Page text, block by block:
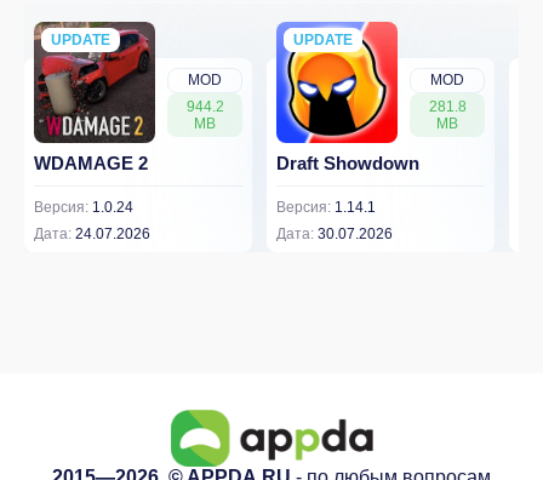
MOD
944.2
MB
UPDATE
NEW
WDAMAGE 2
Версия: 1.0.24
Дата: 24.07.2026
MOD
281.8
MB
UPDATE
NEW
Draft Showdown
Версия: 1.14.1
Дата: 30.07.2026